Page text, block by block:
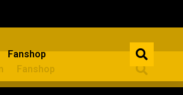
Fanshop
Fanshop